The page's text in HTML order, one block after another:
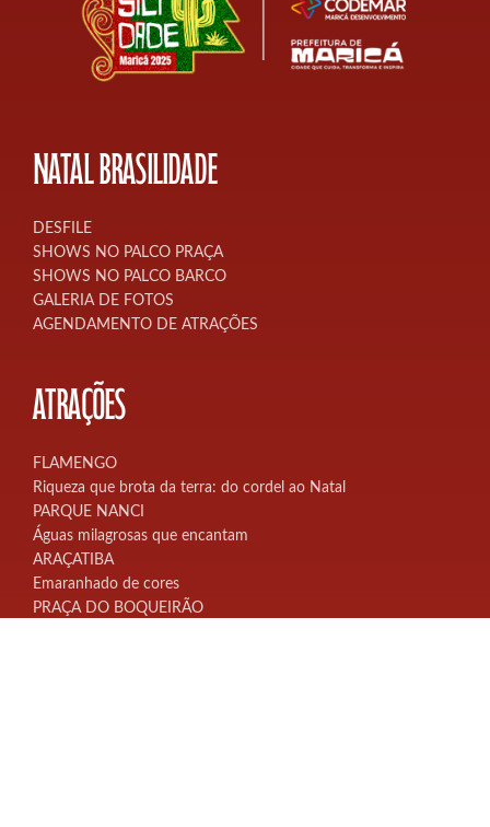
NATAL BRASILIDADE
DESFILE
SHOWS NO PALCO PRAÇA
SHOWS NO PALCO BARCO
GALERIA DE FOTOS
AGENDAMENTO DE ATRAÇÕES
ATRAÇÕES
FLAMENGO
Riqueza que brota da terra: do cordel ao Natal
PARQUE NANCI
Águas milagrosas que encantam
ARAÇATIBA
Emaranhado de cores
PRAÇA DO BOQUEIRÃO